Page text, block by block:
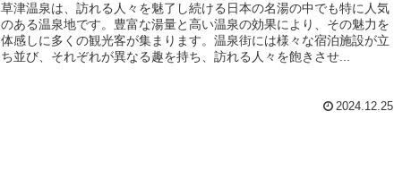
草津温泉は、訪れる人々を魅了し続ける日本の名湯の中でも特に人気
のある温泉地です。豊富な湯量と高い温泉の効果により、その魅力を
体感しに多くの観光客が集まります。温泉街には様々な宿泊施設が立
ち並び、それぞれが異なる趣を持ち、訪れる人々を飽きさせ...
2024.12.25